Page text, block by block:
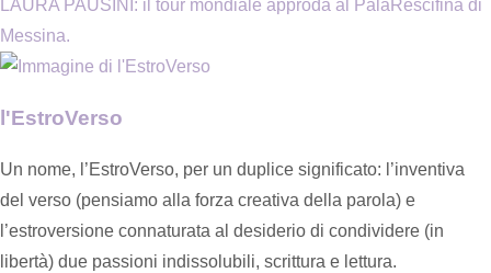
LAURA PAUSINI: il tour mondiale approda al PalaRescifina di
Messina.
l'EstroVerso
Un nome, l’EstroVerso, per un duplice significato: l’inventiva
del verso (pensiamo alla forza creativa della parola) e
l’estroversione connaturata al desiderio di condividere (in
libertà) due passioni indissolubili, scrittura e lettura.